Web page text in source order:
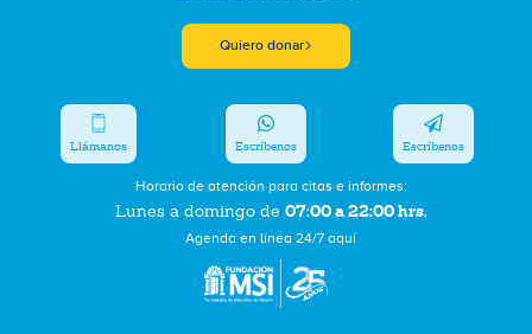
Quiero donar
Horario de atención para citas e informes:
Lunes a domingo de 07:00 a 22:00 hrs.
Agenda en línea 24/7 aquí
Llámanos Escríbenos Escríbenos